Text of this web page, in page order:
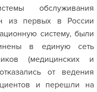
обслуживания
из первых в России
систему, были
в единую сеть
(медицинских и
от ведения
и перешли на